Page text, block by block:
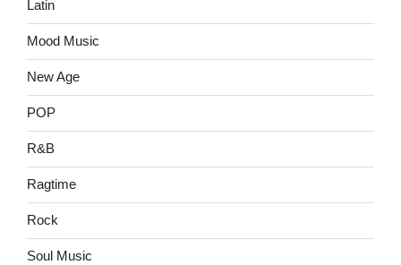
Latin
Mood Music
New Age
POP
R&B
Ragtime
Rock
Soul Music